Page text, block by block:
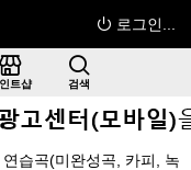
로그인...
트샵 검색
습곡(미완성곡, 카피, 녹
5